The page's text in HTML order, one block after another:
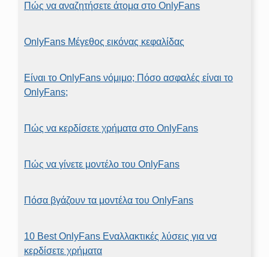
Πώς να αναζητήσετε άτομα στο OnlyFans
OnlyFans Μέγεθος εικόνας κεφαλίδας
Είναι το OnlyFans νόμιμο; Πόσο ασφαλές είναι το
OnlyFans;
Πώς να κερδίσετε χρήματα στο OnlyFans
Πώς να γίνετε μοντέλο του OnlyFans
Πόσα βγάζουν τα μοντέλα του OnlyFans
10 Best OnlyFans Εναλλακτικές λύσεις για να
κερδίσετε χρήματα